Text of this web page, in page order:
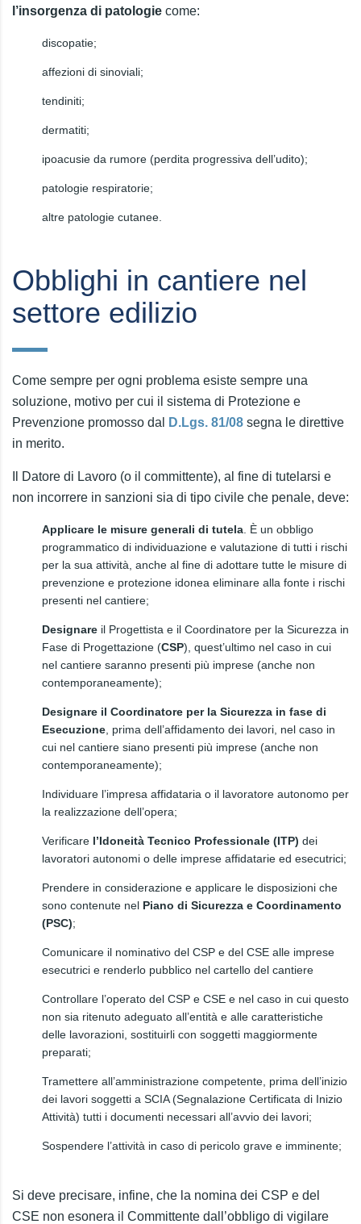
l’insorgenza di patologie come:
discopatie;
affezioni di sinoviali;
tendiniti;
dermatiti;
ipoacusie da rumore (perdita progressiva dell’udito);
patologie respiratorie;
altre patologie cutanee.
Obblighi in cantiere nel
settore edilizio
Come sempre per ogni problema esiste sempre una
soluzione, motivo per cui il sistema di Protezione e
Prevenzione promosso dal
D.Lgs. 81/08 segna le direttive
in merito.
Il Datore di Lavoro (o il committente), al fine di tutelarsi e
non incorrere in sanzioni sia di tipo civile che penale, deve:
Applicare le misure generali di tutela . È un obbligo
programmatico di individuazione e valutazione di tutti i rischi
per la sua attività, anche al fine di adottare tutte le misure di
prevenzione e protezione idonea eliminare alla fonte i rischi
presenti nel cantiere;
Designare il Progettista e il Coordinatore per la Sicurezza in
Fase di Progettazione (CSP), quest’ultimo nel caso in cui
nel cantiere saranno presenti più imprese (anche non
contemporaneamente);
Designare il Coordinatore per la Sicurezza in fase di
Esecuzione , prima dell’affidamento dei lavori, nel caso in
cui nel cantiere siano presenti più imprese (anche non
contemporaneamente);
Individuare l’impresa affidataria o il lavoratore autonomo per
la realizzazione dell’opera;
Verificare l’Idoneità Tecnico Professionale (ITP) dei
lavoratori autonomi o delle imprese affidatarie ed esecutrici;
Prendere in considerazione e applicare le disposizioni che
sono contenute nel Piano di Sicurezza e Coordinamento
(PSC);
Comunicare il nominativo del CSP e del CSE alle imprese
esecutrici e renderlo pubblico nel cartello del cantiere
Controllare l’operato del CSP e CSE e nel caso in cui questo
non sia ritenuto adeguato all’entità e alle caratteristiche
delle lavorazioni, sostituirli con soggetti maggiormente
preparati;
Tramettere all’amministrazione competente, prima dell’inizio
dei lavori soggetti a SCIA (Segnalazione Certificata di Inizio
Attività) tutti i documenti necessari all’avvio dei lavori;
Sospendere l’attività in caso di pericolo grave e imminente;
Si deve precisare, infine, che la nomina dei CSP e del
CSE non esonera il Committente dall’obbligo di vigilare